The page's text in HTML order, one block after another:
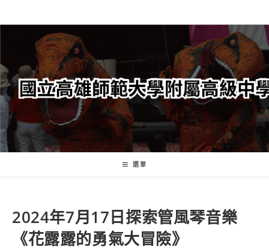
轉
要
內
容
選單
2024年7月17日探索管風琴音樂
《花露露的勇氣大冒險》